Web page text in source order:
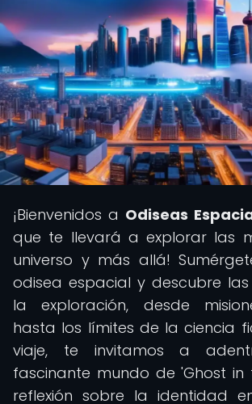
¡Bienvenidos a Odiseas
que te llevará a explorar las
universo y más allá!
odisea espacial y descubre
la exploración, desde
hasta los límites de la ciencia
viaje, te invitamos a
fascinante mundo de 'Ghost in
reflexión sobre la identidad